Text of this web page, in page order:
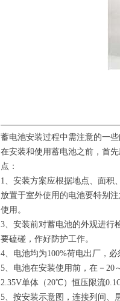
蓄电池安装过程中需注意的一
在安装和使用蓄电池之前，首
点：
1、安装方案应根据地点、面积
放置于室外使用的电池要特别
使用。
3、安装前对蓄电池的外观进行
要磕碰，作好防护工作。
4、电池均为100%荷电出厂，
5、电池在安装使用前，在－
2.35V单体（20℃）恒压限流
5、按安装示意图，连接列间、